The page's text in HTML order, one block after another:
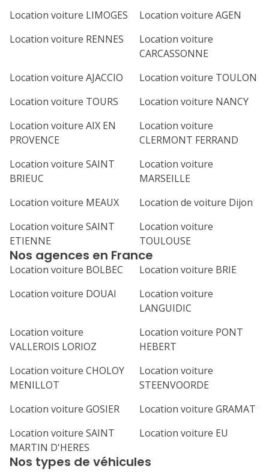
Location voiture LIMOGES
Location voiture AGEN
Location voiture RENNES
Location voiture
CARCASSONNE
Location voiture AJACCIO
Location voiture TOULON
Location voiture TOURS
Location voiture NANCY
Location voiture AIX EN
PROVENCE
Location voiture
CLERMONT FERRAND
Location voiture SAINT
BRIEUC
Location voiture
MARSEILLE
Location voiture MEAUX
Location de voiture Dijon
Location voiture SAINT
ETIENNE
Location voiture
TOULOUSE
Nos agences en France
Location voiture BOLBEC
Location voiture BRIE
Location voiture DOUAI
Location voiture
LANGUIDIC
Location voiture
VALLEROIS LORIOZ
Location voiture PONT
HEBERT
Location voiture CHOLOY
MENILLOT
Location voiture
STEENVOORDE
Location voiture GOSIER
Location voiture GRAMAT
Location voiture SAINT
MARTIN D'HERES
Location voiture EU
Nos types de véhicules